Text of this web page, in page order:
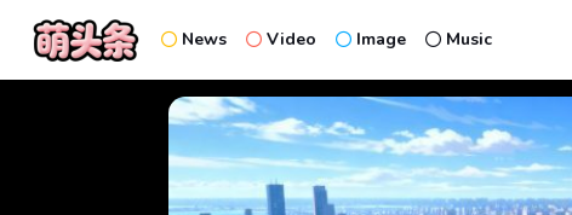
News Video Image Music